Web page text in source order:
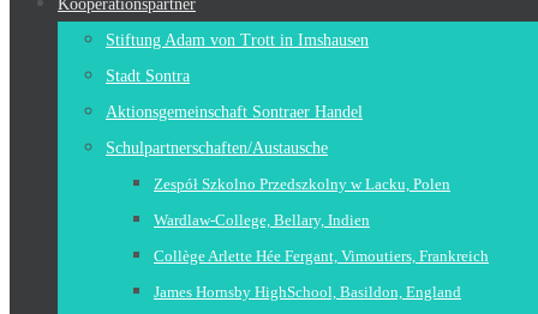
Kooperationspartner
Stiftung Adam von Trott in Imshausen
Stadt Sontra
Aktionsgemeinschaft Sontraer Handel
Schulpartnerschaften/Austausche
Zespół Szkolno Przedszkolny w Lacku, Polen
Wardlaw-College, Bellary, Indien
Collège Arlette Hée Fergant, Vimoutiers, Frankreich
James Hornsby HighSchool, Basildon, England